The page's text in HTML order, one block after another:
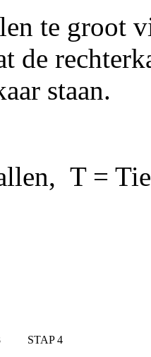
te groot
de
staan.
T =
3 STAP 4